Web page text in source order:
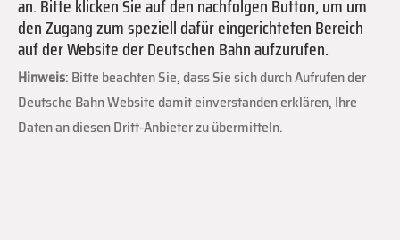
an. Bitte klicken Sie auf den nachfolgen Button, um um
den Zugang zum speziell dafür eingerichteten Bereich
auf der Website der Deutschen Bahn aufzurufen.
Hinweis: Bitte beachten Sie, dass Sie sich durch Aufrufen der
Deutsche Bahn Website damit einverstanden erklären, Ihre
Daten an diesen Dritt-Anbieter zu übermitteln.